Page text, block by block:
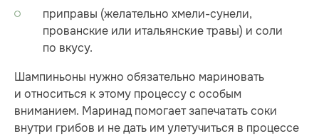
приправы (желательно хмели-сунели,
прованские или итальянские травы) и соли
по вкусу.
Шампиньоны нужно обязательно мариновать
и относиться к этому процессу с особым
вниманием. Маринад помогает запечатать соки
внутри грибов и не дать им улетучиться в процессе